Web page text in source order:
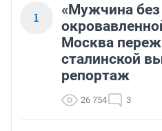
1
«Мужчина
Москва
сталинской
репортаж
26 754 3